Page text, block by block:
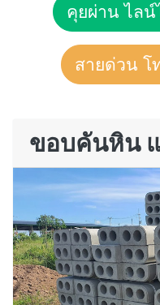
คุยผ่าน ไลน์
สายด่วน โ
ขอบคันหิน